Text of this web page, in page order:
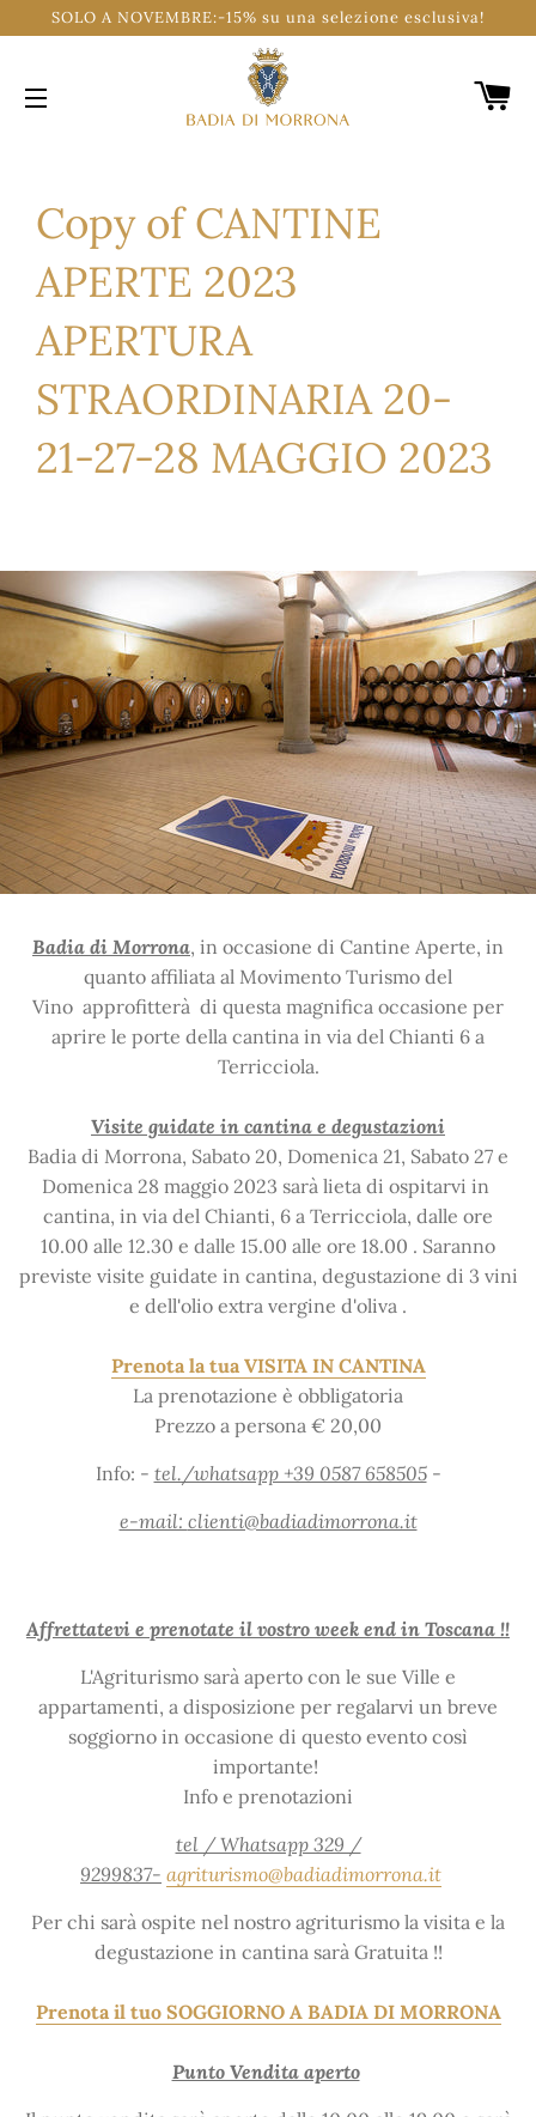
SOLO A NOVEMBRE:-15% su una selezione esclusiva!
SITE NAVIGATION
Copy of CANTINE
APERTE 2023
APERTURA
STRAORDINARIA 20-
21-27-28 MAGGIO 2023
Badia di Morrona, in occasione di Cantine Aperte, in
quanto affiliata al Movimento Turismo del
Vino approfitterà di questa magnifica occasione per
aprire le porte della cantina in via del Chianti 6 a
Terricciola.
Visite guidate in cantina e degustazioni
Badia di Morrona, Sabato 20, Domenica 21, Sabato 27 e
Domenica 28 maggio 2023 sarà lieta di ospitarvi in ​​
cantina, in via del Chianti, 6 a Terricciola, dalle ore
10.00 alle 12.30 e dalle 15.00 alle ore 18.00 . Saranno
previste visite guidate in cantina, degustazione di 3 vini
e dell'olio extra vergine d'oliva .
Prenota la tua VISITA IN CANTINA
La prenotazione è obbligatoria
Prezzo a persona € 20,00
Info: - tel./whatsapp +39 0587 658505-
e-mail: clienti@badiadimorrona.it
Affrettatevi e prenotate il vostro week end in Toscana !!
L'Agriturismo sarà aperto con le sue Ville e
appartamenti, a disposizione per regalarvi un breve
soggiorno in occasione di questo evento così
importante!
Info e prenotazioni
tel / Whatsapp 329 /
9299837- agriturismo@badiadimorrona.it
Per chi sarà ospite nel nostro agriturismo la visita e la
degustazione in cantina sarà Gratuita !!
Prenota il tuo SOGGIORNO A BADIA DI MORRONA
Punto Vendita aperto